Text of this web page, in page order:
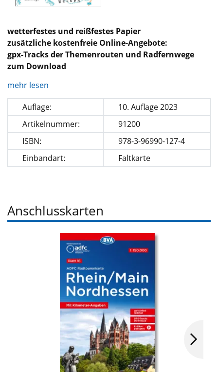
wetterfestes und reißfestes Papier
zusätzliche kostenfreie Online-Angebote:
gpx-Tracks der Themenrouten und Radfernwege
zum Download
mehr lesen
Auflage:
10. Auflage 2023
Artikelnummer:
91200
ISBN:
978-3-96990-127-4
Einbandart:
Faltkarte
Anschlusskarten